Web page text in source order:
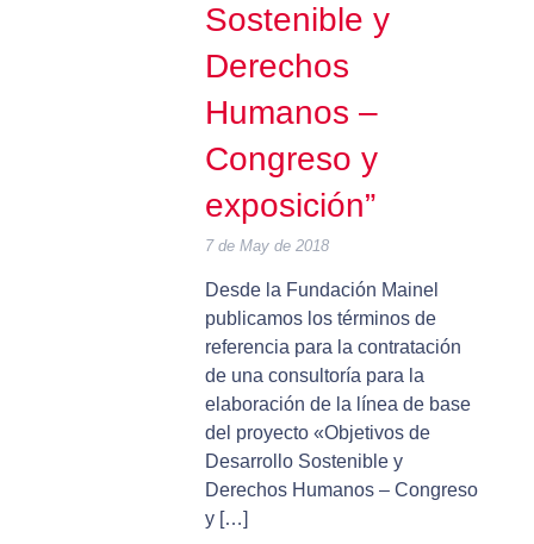
Sostenible y
Derechos
Humanos –
Congreso y
exposición”
7 de May de 2018
Desde la Fundación Mainel
publicamos los términos de
referencia para la contratación
de una consultoría para la
elaboración de la línea de base
del proyecto «Objetivos de
Desarrollo Sostenible y
Derechos Humanos – Congreso
y […]